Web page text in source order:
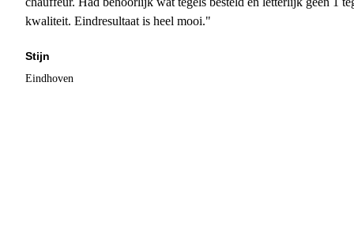
kwaliteit. Eindresultaat is heel mooi."
Stijn
Eindhoven